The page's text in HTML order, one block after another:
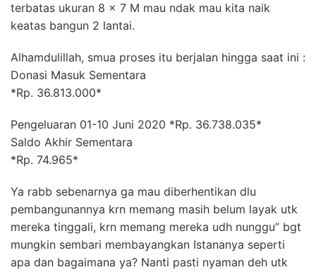
terbatas ukuran 8 x 7 M mau ndak mau kita naik
keatas bangun 2 lantai.
Alhamdulillah, smua proses itu berjalan hingga saat ini :
Donasi Masuk Sementara
*Rp. 36.813.000*
Pengeluaran 01-10 Juni 2020 *Rp. 36.738.035*
Saldo Akhir Sementara
*Rp. 74.965*
Ya rabb sebenarnya ga mau diberhentikan dlu
pembangunannya krn memang masih belum layak utk
mereka tinggali, krn memang mereka udh nunggu” bgt
mungkin sembari membayangkan Istananya seperti
apa dan bagaimana ya? Nanti pasti nyaman deh utk